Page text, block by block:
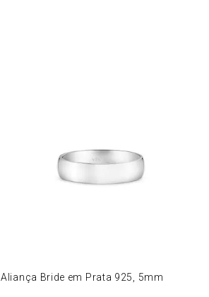
Aliança Bride em Prata 925, 5mm